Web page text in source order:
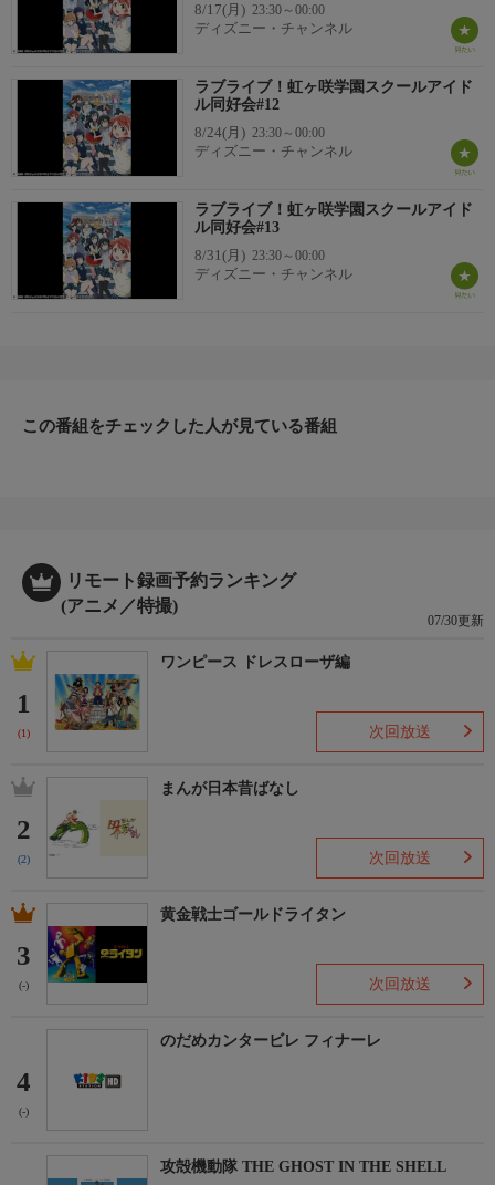
8/17(月) 23:30～00:00
ディズニー・チャンネル
ラブライブ！虹ヶ咲学園スクールアイド
ル同好会#12
8/24(月) 23:30～00:00
ディズニー・チャンネル
ラブライブ！虹ヶ咲学園スクールアイド
ル同好会#13
8/31(月) 23:30～00:00
ディズニー・チャンネル
この番組をチェックした人が見ている番組
リモート録画予約ランキング
(アニメ／特撮)
07/30更新
1
(1)
ワンピース ドレスローザ編
次回放送
2
(2)
まんが日本昔ばなし
次回放送
3
(-)
黄金戦士ゴールドライタン
次回放送
4
(-)
のだめカンタービレ フィナーレ
攻殻機動隊 THE GHOST IN THE SHELL